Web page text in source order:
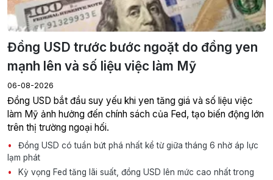
Đồng USD trước bước ngoặt do đồng yen
mạnh lên và số liệu việc làm Mỹ
06-08-2026
Đồng USD bắt đầu suy yếu khi yen tăng giá và số liệu việc
làm Mỹ ảnh hưởng đến chính sách của Fed, tạo biến động lớn
trên thị trường ngoại hối.
Đồng USD có tuần bứt phá nhất kể từ giữa tháng 6 nhờ áp lực
lạm phát
Kỳ vọng Fed tăng lãi suất, đồng USD lên mức cao nhất trong